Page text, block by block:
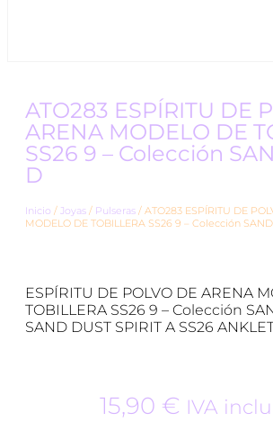
ATO283 ESPÍRITU DE
ARENA MODELO DE
SS26 9 – Colección
D
Inicio / Joyas / Pulseras / ATO283 ESPÍRITU DE
MODELO DE TOBILLERA SS26 9 – Colección
ESPÍRITU DE POLVO DE ARENA
TOBILLERA SS26 9 – Colección
SAND DUST SPIRIT A SS26
15,90 € IVA